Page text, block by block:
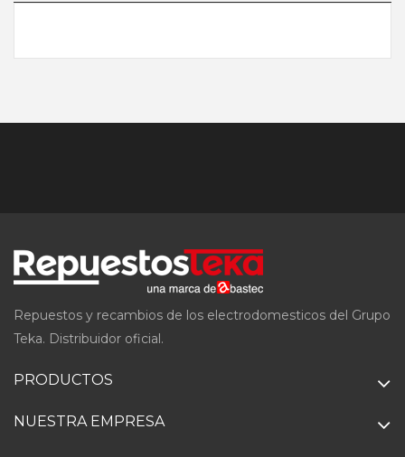
Repuestos y recambios de los electrodomesticos del Grupo
Teka. Distribuidor oficial.
PRODUCTOS
NUESTRA EMPRESA